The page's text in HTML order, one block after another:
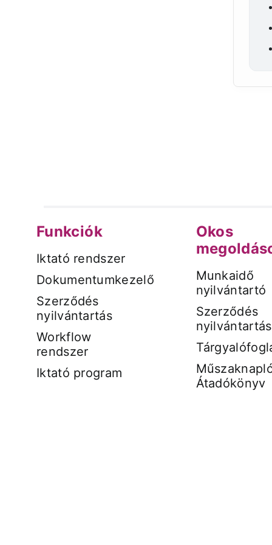
Funkciók
Iktató rendszer
Dokumentumkezelő
Szerződés
nyilvántartás
Workflow
rendszer
Iktató program
Okos
Munkaidő
nyilvántartó
Szerződés
nyilvántartás
Átadókönyv